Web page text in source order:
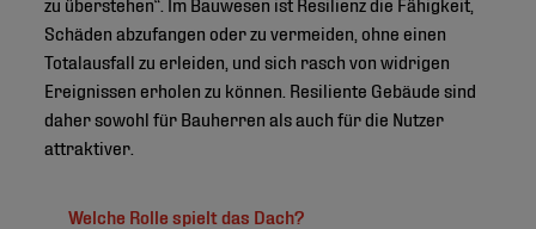
Schäden abzufangen oder zu vermeiden, ohne einen
Totalausfall zu erleiden, und sich rasch von widrigen
Ereignissen erholen zu können. Resiliente Gebäude sind
daher sowohl für Bauherren als auch für die Nutzer
attraktiver.
Welche Rolle spielt das Dach?